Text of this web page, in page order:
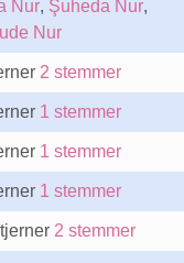
Nur, Şuheda Nur,
Nur
2 stemmer
1 stemmer
1 stemmer
1 stemmer
2 stemmer